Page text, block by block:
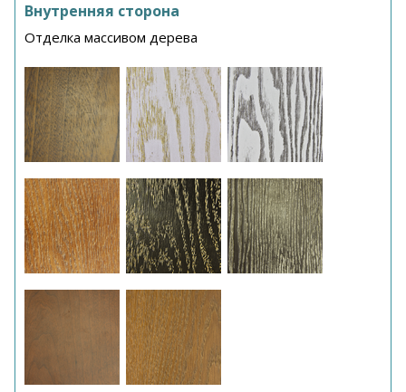
Внутренняя сторона
Отделка массивом дерева